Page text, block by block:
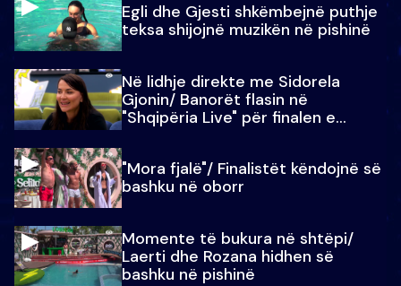
Egli dhe Gjesti shkëmbejnë puthje
teksa shijojnë muzikën në pishinë
Në lidhje direkte me Sidorela
Gjonin/ Banorët flasin në
"Shqipëria Live" për finalen e
"Mora fjalë"/ Finalistët këndojnë së
bashku në oborr
Momente të bukura në shtëpi/
Laerti dhe Rozana hidhen së
bashku në pishinë